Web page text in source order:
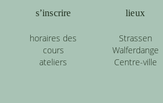
s’inscrire
horaires des
cours
ateliers
lieux
Strassen
Walferdange
Centre-ville